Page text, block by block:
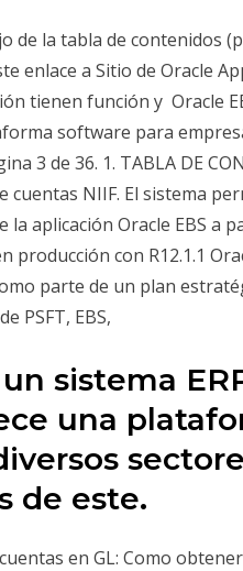
de la tabla de contenidos
enlace a Sitio de Oracle
tienen función y Oracle
software para
3 de 36. 1. TABLA DE
cuentas NIIF. El sistema
la aplicación Oracle EBS a
producción con R12.1.1
parte de un plan
PSFT, EBS,
sistema
una
de este.
en GL: Como